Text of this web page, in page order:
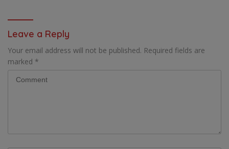
Leave a Reply
Your email address will not be published. Required fields are
marked *